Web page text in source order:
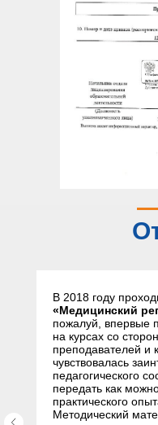
В 2018 году
«Медицинский
пожалуй, впервые
на курсах со
преподавателей и
чувствовалась
педагогического
передать как
практического
Методический